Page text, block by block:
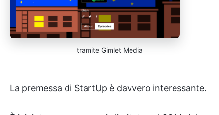
tramite Gimlet Media
La premessa di StartUp è davvero interessante.